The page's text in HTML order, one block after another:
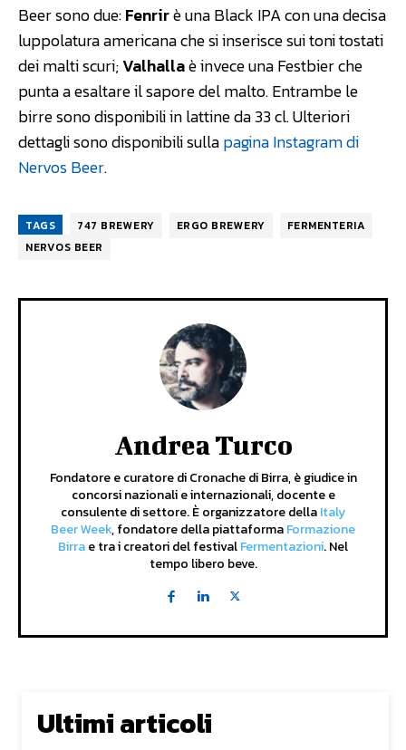
Beer sono due:Fenrirè una Black IPA con una decisa
luppolatura americana che si inserisce sui toni tostati
dei malti scuri;Valhallaè invece una Festbier che
punta a esaltare il sapore del malto. Entrambe le
birre sono disponibili in lattine da 33 cl. Ulteriori
dettagli sono disponibili sullapagina Instagram di
Nervos Beer.
TAGS 747 BREWERY ERGO BREWERY
FERMENTERIA
NERVOS BEER
Andrea Turco
Fondatore e curatore di Cronache di Birra, è giudice in
concorsi nazionali e internazionali, docente e
consulente di settore. È organizzatore dellaItaly
Beer Week, fondatore della piattaformaFormazione
Birrae tra i creatori del festivalFermentazioni. Nel
tempo libero beve.
Ultimi articoli